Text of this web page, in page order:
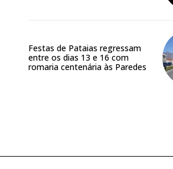
Festas de Pataias regressam
entre os dias 13 e 16 com
romaria centenária às Paredes